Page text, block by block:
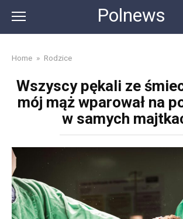
content
Polnews
Home » Rodzice
Wszyscy pękali ze
mój mąż wparował na
w samych